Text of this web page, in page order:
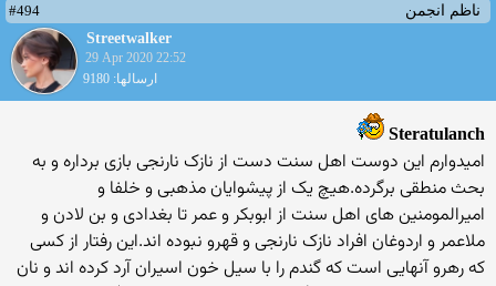
ناظم انجمن
#494
Streetwalker
29 Apr 2020 22:52
ارسالها: 9180
Steratulanch
امیدوارم این دوست اهل سنت دست از نازک نارنجی بازی برداره و به
بحث منطقی برگرده.هیچ یک از پیشوایان مذهبی و خلفا و
امیرالمومنین های اهل سنت از ابوبکر و عمر تا بغدادی و بن لادن و
ملاعمر و اردوغان افراد نازک نارنجی و قهرو نبوده اند.این رفتار از کسی
که رهرو آنهایی است که گندم را با سیل خون اسیران آرد کرده اند و نان